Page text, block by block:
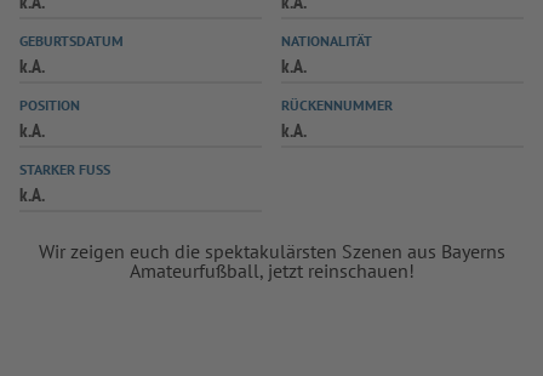
SPIELPLUS
GEBURTSDATUM
k.A.
NATIONALITÄT
k.A.
POSITION
k.A.
RÜCKENNUMMER
k.A.
STARKER FUSS
k.A.
Wir zeigen euch die spektakulärsten Szenen aus Bayerns
Amateurfußball, jetzt reinschauen!